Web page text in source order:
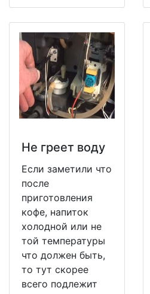
Не греет воду
Если заметили что
после
приготовления
кофе, напиток
холодной или не
той температуры
что должен быть,
то тут скорее
всего подлежит